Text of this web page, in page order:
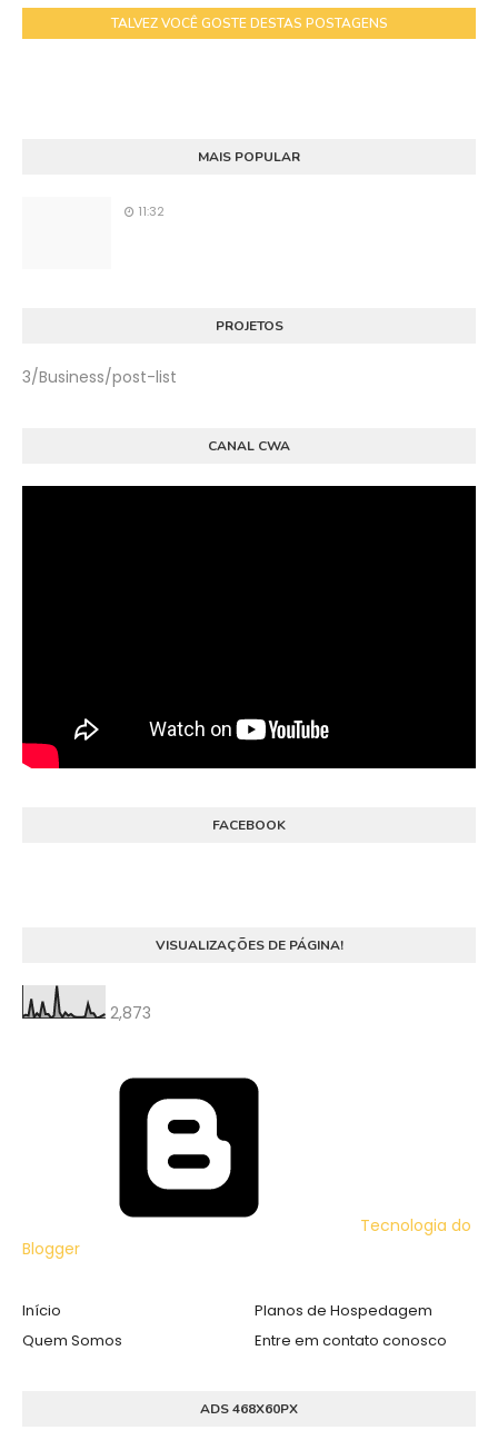
TALVEZ VOCÊ GOSTE DESTAS POSTAGENS
MAIS POPULAR
11:32
PROJETOS
3/Business/post-list
CANAL CWA
FACEBOOK
VISUALIZAÇÕES DE PÁGINA!
2,873
Tecnologia do
Blogger
Início
Planos de Hospedagem
Quem Somos
Entre em contato conosco
ADS 468X60PX